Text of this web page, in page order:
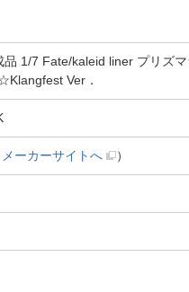
品 1/7 Fate/kaleid liner プリ
Ver．
メーカーサイトへ ）